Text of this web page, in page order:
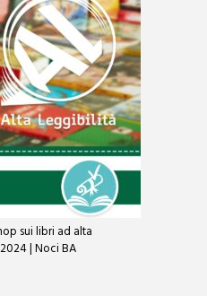
sui libri ad alta
| Noci BA